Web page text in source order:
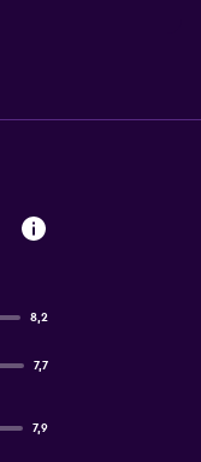
8,2
7,7
7,9